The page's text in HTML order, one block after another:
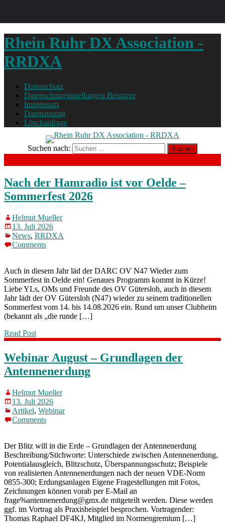
Rhein Ruhr DX Association -
RRDXA
Datenschutz
Datenschutzeinstellungen Benutzer
Impressum
Datenauszug
Löschanfrage
Suchen nach:
Nach der Hamradio ist vor Oelde –
Sommerfest 2026
Helmut Mueller
13. Juli 2026
News, RRDXA
Comments
Auch in diesem Jahr läd der DARC OV N47 Wieder zum
Sommerfest in Oelde ein! Genaues Programm kommt in Kürze!
Liebe YLs, OMs und Freunde des OV Gütersloh, auch in diesem
Jahr lädt der OV Gütersloh (N47) wieder zu seinem traditionellen
Sommerfest vom 14. bis 14.08.2026 ein. Rund um unser Clubheim
(bekannt als „die runde […]
Read Post
Webinar August – Grundlagen der
Antennenerdung
Helmut Mueller
13. Juli 2026
Artikel, Webinar
Comments
Der Blitz will in die Erde – Grundlagen der Antennenerdung
Beschreibung/Stichworte: Unterschiede zwischen Antennenerdung,
Potentialausgleich, Blitzschutz, Überspannungsschutz; Beispiele
von realisierten Antennenerdungen nach der neuen VDE-Norm
0855-300; Erdungsanlagen Eigene Fragestellungen mit Fotos,
Zeichnungen können vorab per E-Mail an
frage%antennenerdung@gmx.de mitgeteilt werden. Diese werden
ggf. im Vortrag als Praxisbeispiel besprochen. Vortragender:
Thomas Raphael DF4KJ, Mitglied im Normengremium […]